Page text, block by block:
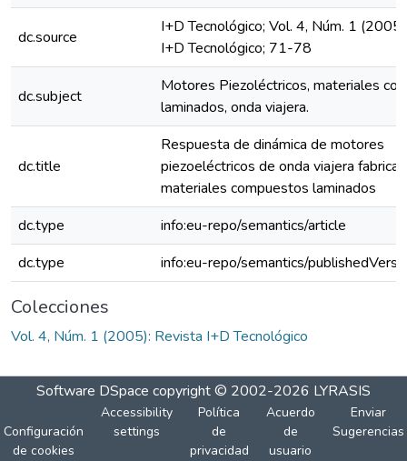
dc.source
I+D Tecnológico; Vol. 4, Núm. 1
I+D Tecnológico; 71-78
dc.subject
Motores Piezoléctricos, materiales
laminados, onda viajera.
dc.title
Respuesta de dinámica de motores
piezoeléctricos de onda viajera
materiales compuestos laminados
dc.type
info:eu-repo/semantics/article
dc.type
info:eu-repo/semantics/
Colecciones
Vol. 4, Núm. 1 (2005): Revista I+D Tecnológico
Software DSpace copyright © 2002-2026 LYRASIS
Configuración
de cookies
Accessibility
settings
Política
de
privacidad
Acuerdo
de
usuario
Enviar
Sugerencias